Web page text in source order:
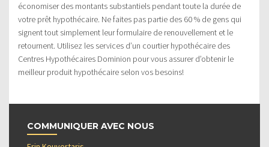
économiser des montants substantiels pendant toute la durée de
votre prêt hypothécaire. Ne faites pas partie des 60 % de gens qui
signent tout simplement leur formulaire de renouvellement et le
retournent. Utilisez les services d’un courtier hypothécaire des
Centres Hypothécaires Dominion pour vous assurer d’obtenir le
meilleur produit hypothécaire selon vos besoins!
COMMUNIQUER AVEC NOUS